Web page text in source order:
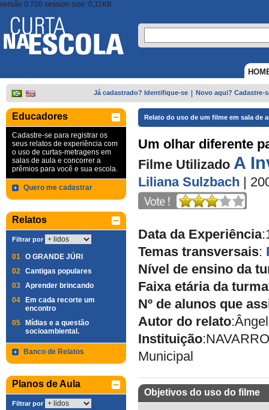
versão 0.700 session size: 0,11KB
Já cadastrado? Identifique-se Novo aqui? Cadastre-
Educadores
Cadastre-se para registrar os
seus relatos de experiência com
o uso de curtas-metragens em
salas de aula e concorrer a
prêmios para você e sua escola.
Quero me cadastrar
Relatos
Filtrar por
01 O GRANDE JÚRI
02 Cantigas populares
03 Aprender brincando
04
Em cada recorte um
encontro
05
Mídias e a questão
socioambiental.
Banco de Relatos
Planos de Aula
Filtrar por
Relato do uso de um filme em sala de
Um olhar diferente
Filme Utilizado A
Liliana Sulzbach |
Data da Experiência:
Temas transversais:
Nível de ensino da
Faixa etária da
Nº de alunos que
Autor do relato:
Instituição:
Municipal
Objetivos do uso do filme